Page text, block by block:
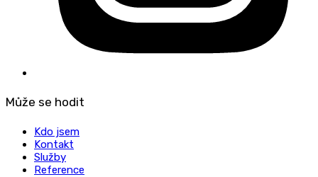
Může se hodit
Kdo jsem
Kontakt
Služby
Reference